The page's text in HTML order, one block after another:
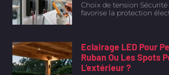
Choix de tension Sécurité
favorise la protection
Eclairage LED Pour
Ruban Ou Les Spots
L’extérieur ?